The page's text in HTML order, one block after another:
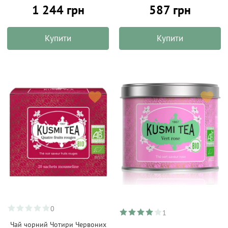
1 244 грн
Купити
587 грн
Купити
0
Чай чорний Чотири Червоних
1